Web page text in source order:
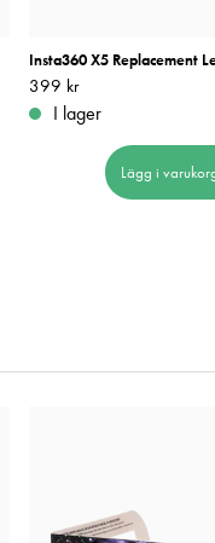
Insta360 X5 Replacement
Pris: 399 kr
399 kr
I lager
Lägg i